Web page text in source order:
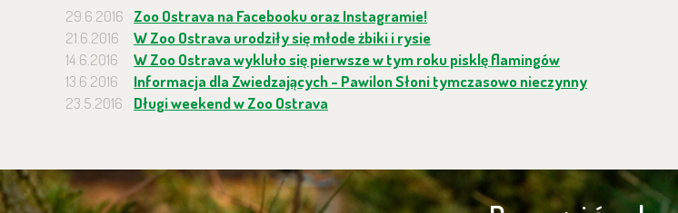
29.6.2016
Zoo Ostrava na Facebooku oraz Instagramie!
21.6.2016
W Zoo Ostrava urodziły się młode żbiki i rysie
14.6.2016
W Zoo Ostrava wykluło się pierwsze w tym roku pisklę flamingów
13.6.2016
Informacja dla Zwiedzających - Pawilon Słoni tymczasowo nieczynny
23.5.2016
Długi weekend w Zoo Ostrava